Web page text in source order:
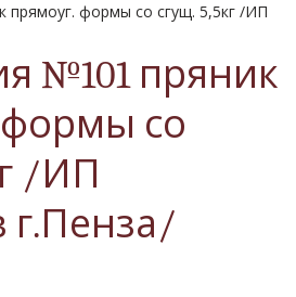
прямоуг. формы со сгущ. 5,5кг /ИП
№101 пряник
формы со
/ИП
г.Пенза/